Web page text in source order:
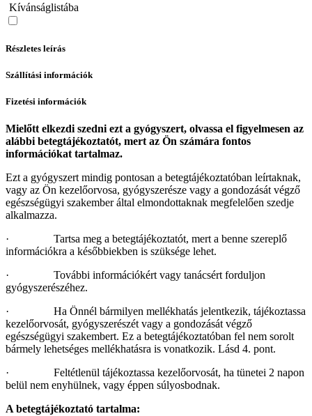
Kívánságlistába
Részletes leírás
Szállítási információk
Fizetési információk
Mielőtt elkezdi szedni ezt a gyógyszert, olvassa el figyelmesen az
alábbi betegtájékoztatót, mert az Ön számára fontos
információkat tartalmaz.
Ezt a gyógyszert mindig pontosan a betegtájékoztatóban leírtaknak,
vagy az Ön kezelőorvosa, gyógyszerésze vagy a gondozását végző
egészségügyi szakember által elmondottaknak megfelelően szedje
alkalmazza.
· Tartsa meg a betegtájékoztatót, mert a benne szereplő
információkra a későbbiekben is szüksége lehet.
· További információkért vagy tanácsért forduljon
gyógyszerészéhez.
· Ha Önnél bármilyen mellékhatás jelentkezik, tájékoztassa
kezelőorvosát, gyógyszerészét vagy a gondozását végző
egészségügyi szakembert. Ez a betegtájékoztatóban fel nem sorolt
bármely lehetséges mellékhatásra is vonatkozik. Lásd 4. pont.
· Feltétlenül tájékoztassa kezelőorvosát, ha tünetei 2 napon
belül nem enyhülnek, vagy éppen súlyosbodnak.
A betegtájékoztató tartalma: